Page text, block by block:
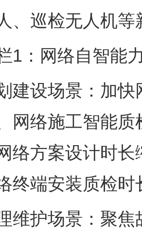
、巡检无人机
网络自智能
设场景：加快
网络施工智能
络方案设计时
终端安装质检
护场景：聚焦